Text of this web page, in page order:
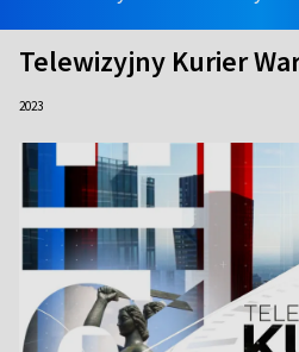
Telewizyjny Kurier
2023